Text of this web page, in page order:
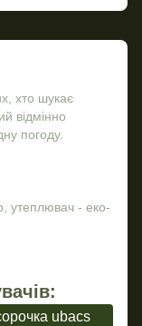
хто шукає
відмінно
погоду.
утеплювач - еко-
ubacs